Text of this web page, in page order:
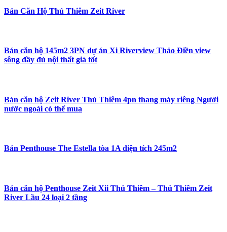
Bán Căn Hộ Thủ Thiêm Zeit River
Bán căn hộ 145m2 3PN dự án Xi Riverview Thảo Điền view
sông đầy đủ nội thất giá tốt
Bán căn hộ Zeit River Thủ Thiêm 4pn thang máy riêng Người
nước ngoài có thể mua
Bán Penthouse The Estella tòa 1A diện tích 245m2
Bán căn hộ Penthouse Zeit Xii Thủ Thiêm – Thủ Thiêm Zeit
River Lầu 24 loại 2 tầng